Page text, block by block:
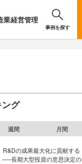
業経営管理
事例を探す
グ
週間 月間
R&Dの成果最大化に貢献する
──長期大型投資の意思決定の